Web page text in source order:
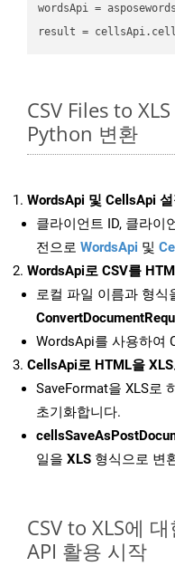
wordsApi =
result =
CSV Files to
Python 변환
WordsApi 및 CellsApi
클라이언트 ID, 클라이
전으로 WordsApi 및
WordsApi로 CSV를
로컬 파일 이름과 형식
WordsApi를 사용하여
CellsApi로 HTML을
SaveFormat을 XLS로
초기화합니다.
일을 XLS 형식으로 변
CSV to XLS에
API 활용 시작